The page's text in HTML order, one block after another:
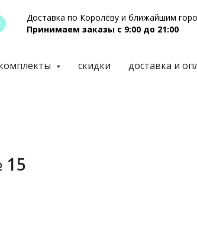
Доставка по Королёву и ближайшим
Принимаем заказы с 9:00 до 21:00
скидки доставка и
15